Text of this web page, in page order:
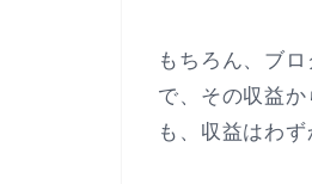
もちろん、ブ
で、その収益
も、収益はわ